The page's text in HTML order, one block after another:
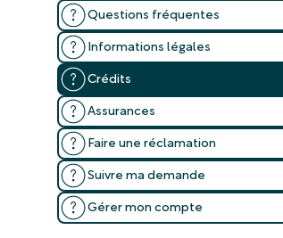
Questions fréquentes
Informations légales
Crédits
Assurances
Faire une réclamation
Suivre ma demande
Gérer mon compte